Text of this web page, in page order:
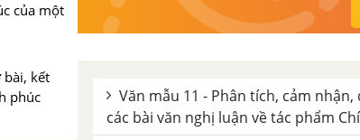
của một
bài, kết
phúc
Văn mẫu 11 - Phân tích, cảm
các bài văn nghị luận về tác phẩm